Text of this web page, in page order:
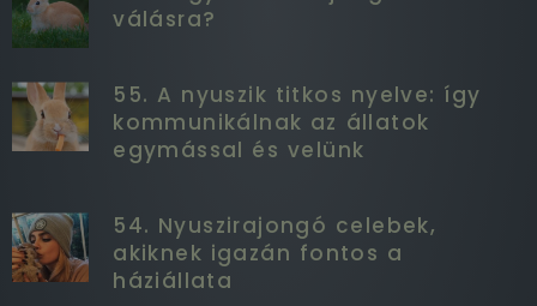
válásra?
55. A nyuszik titkos nyelve: így
kommunikálnak az állatok
egymással és velünk
54. Nyuszirajongó celebek,
akiknek igazán fontos a
háziállata